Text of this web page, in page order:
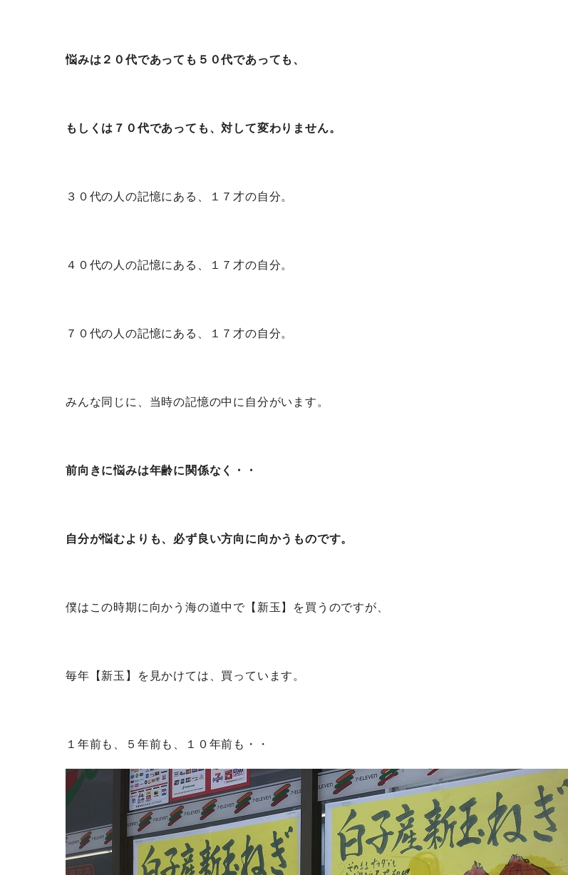
悩みは２０代であっても５０代であっても、
もしくは７０代であっても、対して変わりません。
３０代の人の記憶にある、１７才の自分。
４０代の人の記憶にある、１７才の自分。
７０代の人の記憶にある、１７才の自分。
みんな同じに、当時の記憶の中に自分がいます。
前向きに悩みは年齢に関係なく・・
自分が悩むよりも、必ず良い方向に向かうものです。
僕はこの時期に向かう海の道中で【新玉】を買うのですが、
毎年【新玉】を見かけては、買っています。
１年前も、５年前も、１０年前も・・